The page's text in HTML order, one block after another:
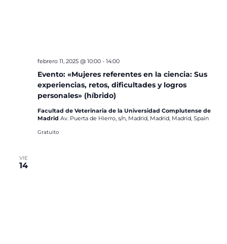
Evento: «Mujeres referentes en la ciencia: Sus
experiencias, retos, dificultades y logros
personales» (híbrido)
febrero 11, 2025 @ 10:00- 14:00
Facultad de Veterinaria de la Universidad Complutense de
Madrid Av. Puerta de Hierro, s/n, Madrid, Madrid, Madrid, Spain
Gratuito
VIE
14